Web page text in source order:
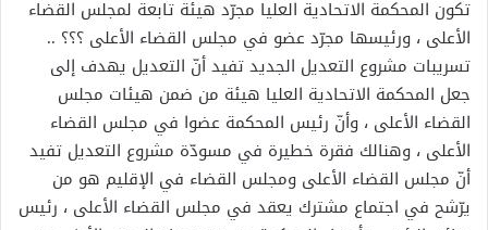
تكون المحكمة الاتحادية العليا مجرّد هيئة تابعة لمجلس القضاء
الأعلى ، ورئيسها مجرّد عضو في مجلس القضاء الأعلى ؟؟؟ ..
تسريبات مشروع التعديل الجديد تفيد أنّ التعديل يهدف إلى
جعل المحكمة الاتحادية العليا هيئة من ضمن هيئات مجلس
القضاء الأعلى ، وأنّ رئيس المحكمة عضوا في مجلس القضاء
الأعلى ، وهنالك فقرة خطيرة في مسودّة مشروع التعديل تفيد
أنّ مجلس القضاء الأعلى ومجلس القضاء في الإقليم هو من
يرّشح في اجتماع مشترك يعقد في مجلس القضاء الأعلى ، رئيس